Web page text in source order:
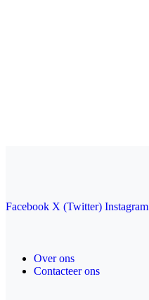
Facebook X (Twitter) Instagram
Over ons
Contacteer ons